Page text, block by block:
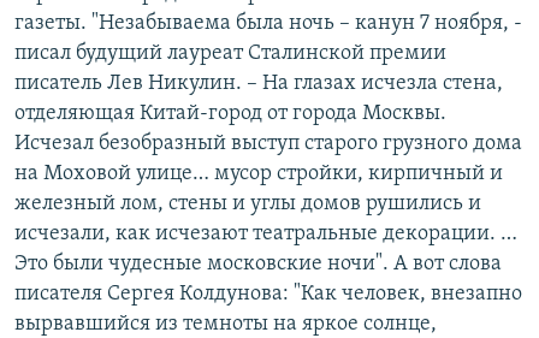
газеты. "Незабываема была ночь – канун 7 ноября, -
писал будущий лауреат Сталинской премии
писатель Лев Никулин. – На глазах исчезла стена,
отделяющая Китай-город от города Москвы.
Исчезал безобразный выступ старого грузного дома
на Моховой улице… мусор стройки, кирпичный и
железный лом, стены и углы домов рушились и
исчезали, как исчезают театральные декорации. …
Это были чудесные московские ночи". А вот слова
писателя Сергея Колдунова: "Как человек, внезапно
вырвавшийся из темноты на яркое солнце,